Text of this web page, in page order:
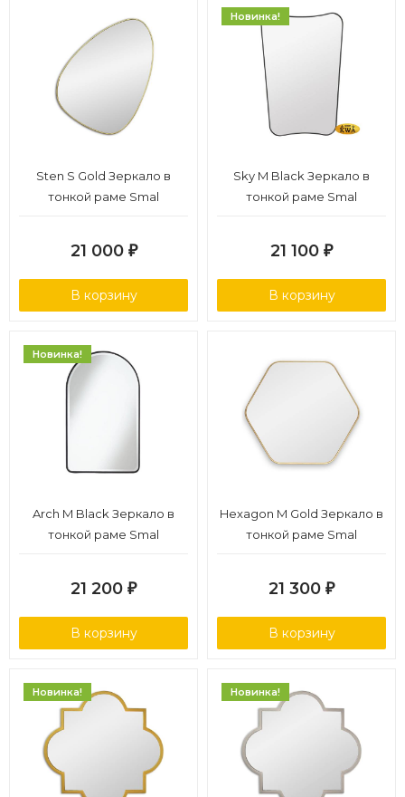
Sten S Gold Зеркало в
тонкой раме Smal
21 000 ₽
В корзину
Новинка!
Sky M Black Зеркало в
тонкой раме Smal
21 100 ₽
В корзину
Новинка!
Arch M Black Зеркало в
тонкой раме Smal
21 200 ₽
В корзину
Hexagon M Gold Зеркало в
тонкой раме Smal
21 300 ₽
В корзину
Новинка! Новинка!